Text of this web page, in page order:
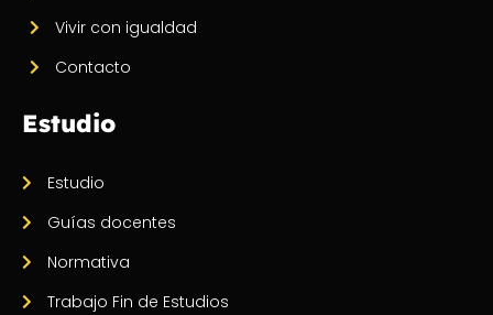
Vivir con igualdad
Contacto
Estudio
Estudio
Guías docentes
Normativa
Trabajo Fin de Estudios